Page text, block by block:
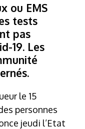
ou EMS
tests
pas
19. Les
le 15
personnes
jeudi l’Etat